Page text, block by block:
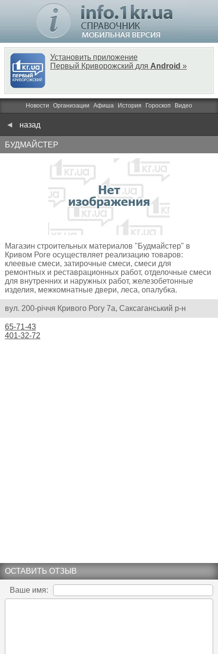
Установить приложение
Первый Криворожский для Android »
Новости Организации Афиша История Гороскоп Видео
назад
БУДМАЙСТЕР
Магазин строительных материалов "Будмайстер" в
Кривом Роге осуществляет реализацию товаров:
клеевые смеси, затирочные смеси, смеси для
ремонтных и реставрационных работ, отделочные смеси
для внутренних и наружных работ, железобетонные
изделия, межкомнатные двери, леса, опалубка.
вул. 200-річчя Кривого Рогу 7а, Саксаганський р-н
65-71-43
401-32-72
ОСТАВИТЬ ОТЗЫВ
Ваше имя: